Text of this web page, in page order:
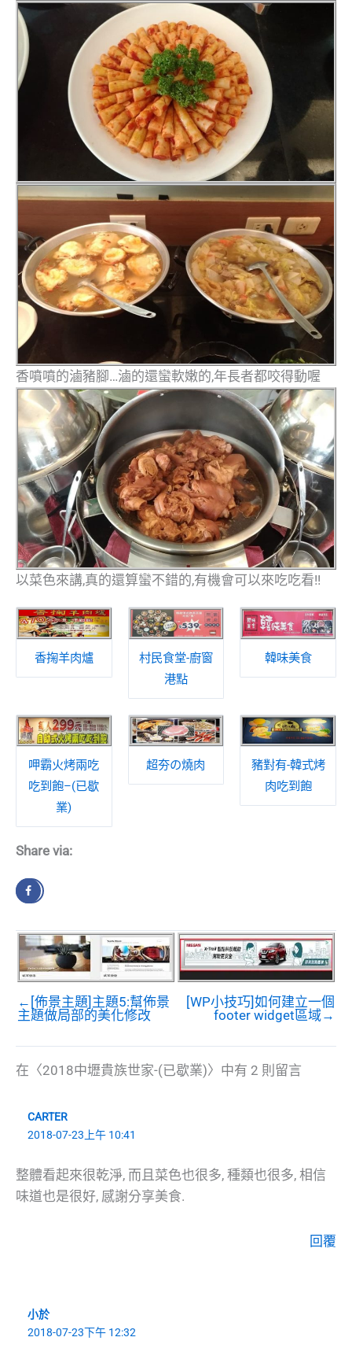
香噴噴的滷豬腳…滷的還蠻軟嫩的,年長者都咬得動喔
以菜色來講,真的還算蠻不錯的,有機會可以來吃吃看!!
香掬羊肉爐
村民食堂-廚窗
港點
韓味美食
呷霸火烤兩吃
吃到飽–(已歇
業)
超夯の燒肉
豬對有-韓式烤
肉吃到飽
Share via:
←[佈景主題]主題5:幫佈景
主題做局部的美化修改
[WP小技巧]如何建立一個
footer widget區域→
在〈2018中壢貴族世家-(已歇業)〉中有 2 則留言
CARTER
2018-07-23上午 10:41
整體看起來很乾淨, 而且菜色也很多, 種類也很多, 相信
味道也是很好, 感謝分享美食.
回覆
小於
2018-07-23下午 12:32